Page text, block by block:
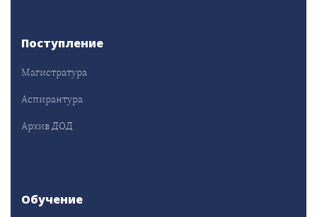
Поступление
Магистратура
Аспирантура
Архив ДОД
Обучение